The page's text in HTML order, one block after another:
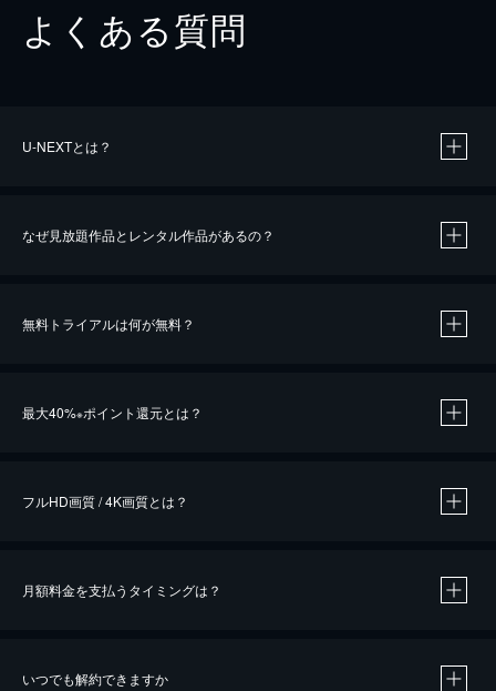
よくある質問
U-NEXTとは？
なぜ見放題作品とレンタル作品があるの？
無料トライアルは何が無料？
最大40%※ポイント還元とは？
※40％ポイント還元の対象は、クレジットカード決済による作品の購入 / レンタルです。
iOSアプリのUコイン決済による作品の購入 / レンタルは、20％のポイント還元です。
フルHD画質 / 4K画質とは？
月額料金を支払うタイミングは？
いつでも解約できますか